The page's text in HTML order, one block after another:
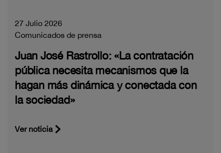
27 Julio 2026
Comunicados de prensa
Juan José Rastrollo: «La contratación
pública necesita mecanismos que la
hagan más dinámica y conectada con
la sociedad»
Ver noticia